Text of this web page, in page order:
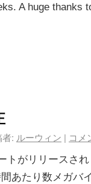
A huge thanks
: ルーウィン | コメ
トがリリースさ
あたり数メガバ